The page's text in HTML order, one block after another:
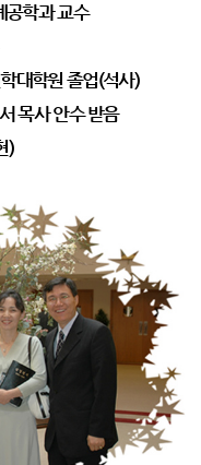
공학과 교수
대학원 졸업(석사)
목사 안수 받음
)